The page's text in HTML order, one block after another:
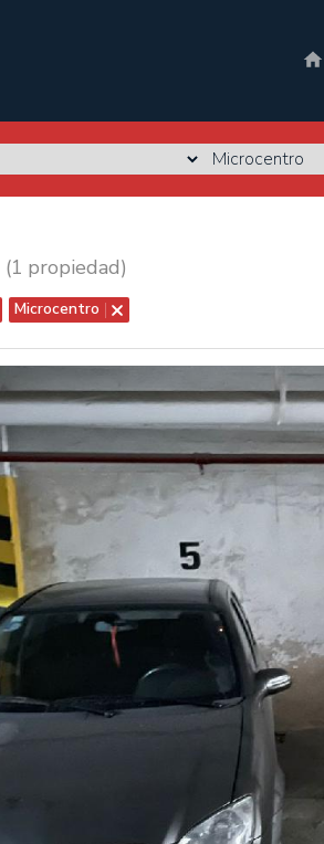
(1 propiedad)
Microcentro